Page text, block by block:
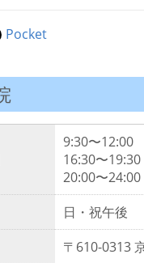
Pocket
9:30〜12:00
16:30〜19:30
20:00〜24:00
日・祝午後
〒610-0313